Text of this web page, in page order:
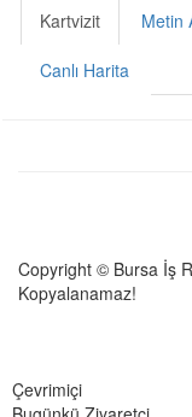
Kartvizit Metin
Canlı Harita
Copyright © Bursa İş
Kopyalanamaz!
Çevrimiçi